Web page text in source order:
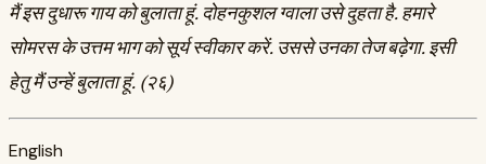
मैं इस दुधारू गाय को बुलाता हूं. दोहनकुशल ग्वाला उसे दुहता है. हमारे
सोमरस के उत्तम भाग को सूर्य स्वीकार करें. उससे उनका तेज बढ़ेगा. इसी
हेतु मैं उन्हें बुलाता हूं. (२६)
English